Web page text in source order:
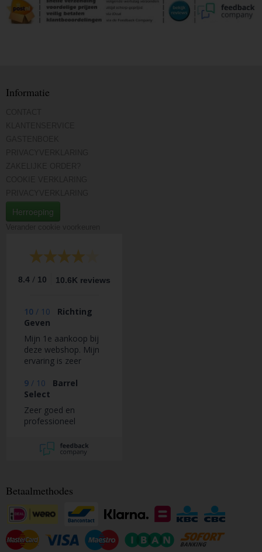
Informatie
Herroeping
8.4 / 10 10.6K reviews
10 / 10
Richting
Geven
Mijn 1e aankoop bij
deze webshop. Mijn
ervaring is zeer
9 / 10
Barrel
Select
Zeer goed en
professioneel
Betaalmethodes